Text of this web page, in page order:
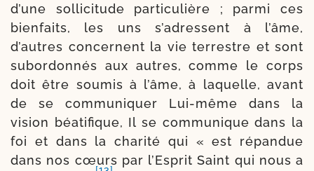
d’une sol­li­ci­tude par­ti­cu­lière ; par­mi ces
bien­faits, les uns s’a­dressent à l’âme,
d’autres concernent la vie ter­restre et sont
subor­don­nés aux autres, comme le corps
doit être sou­mis à l’âme, à laquelle, avant
de se com­mu­ni­quer Lui-​même dans la
vision béa­ti­fique, Il se com­mu­nique dans la
foi et dans la cha­ri­té qui « est répan­due
dans nos cœurs par l’Esprit Saint qui nous a